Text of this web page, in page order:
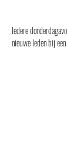
Iedere
nieuwe leden bij